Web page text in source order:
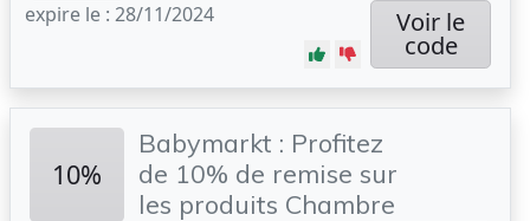
expire le : 28/11/2024 Voir le
code
10%
Babymarkt : Profitez
de 10% de remise sur
les produits Chambre